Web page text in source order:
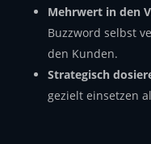
Mehrwert in den
Buzzword selbst
den Kunden.
Strategisch
gezielt einsetzen